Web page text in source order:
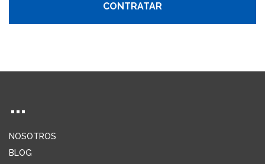
CONTRATAR
NOSOTROS
BLOG